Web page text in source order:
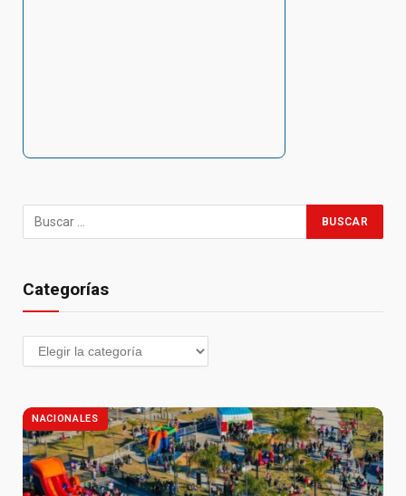
Categorías
NACIONALES